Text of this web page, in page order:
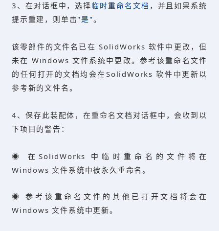
3、在对话框中，选择临时重命名文档 ，并且如果系统
提示重建，则单击"是"。
该零部件的文件名已在 SolidWorks 软件中更改，但
未在 Windows 文件系统中更改。参考该重命名文件
的任何打开的文档均会在SolidWorks 软件中更新以
参考新的文件名。
4、保存此装配体，在重命名文档对话框中，会收到以
下项目的警告：
◉ 在SolidWorks 中临时重命名的文件将在
Windows 文件系统中被永久重命名。
◉ 参考该重命名文件的其他已打开文档将会在
Windows 文件系统中更新。